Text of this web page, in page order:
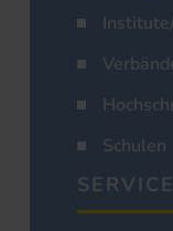
Schulen
SERVICE